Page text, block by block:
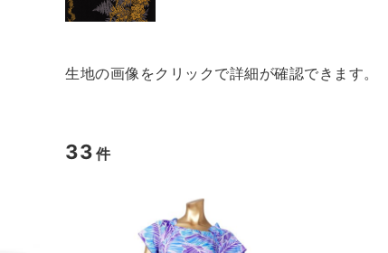
生地の画像をクリックで詳細が確認できます。
33 件